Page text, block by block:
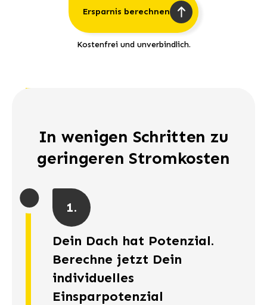
Ersparnis berechnen
Kostenfrei und unverbindlich.
In wenigen Schritten zu
geringeren Stromkosten
1.
Dein Dach hat Potenzial.
Berechne jetzt Dein
individuelles
Einsparpotenzial